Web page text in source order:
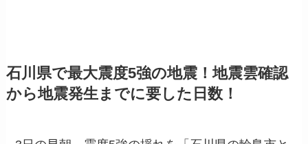
石川県で最大震度5強の地震！地震雲確認
から地震発生までに要した日数！